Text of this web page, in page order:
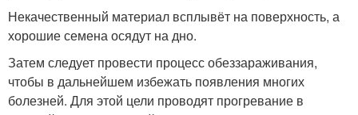
Некачественный материал всплывёт на поверхность, а
хорошие семена осядут на дно.
Затем следует провести процесс обеззараживания,
чтобы в дальнейшем избежать появления многих
болезней. Для этой цели проводят прогревание в